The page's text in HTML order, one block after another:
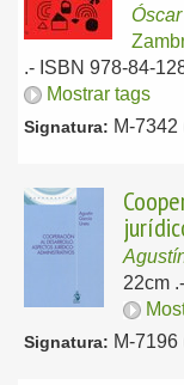
Óscar
.- ISBN 978-84-
Mostrar tags
Signatura: M-7342
22cm
Signatura: M-7196